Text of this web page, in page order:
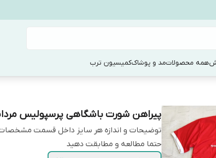
همه محصولاتمد و پوشاککمیسیون ترب
پیراهن شورت باشگاهی پرسپولیس
توضیحات و اندازه هر سایز داخل قسمت
حتما مطالعه و مطابقت دهید